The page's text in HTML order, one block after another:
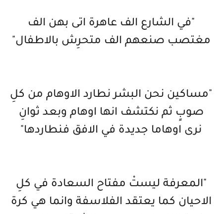
"في الشارع الف عاهرة اتى بهن الف
مغتصب صنعهم الف متحرِش بالاطفال"
"مساكين نحن البشر نطارد الاوهام من كلِ
صوبٍ ثم نكتشف انها اوهام وبعد ثوانِ
نرى اوهاما جديدة في الافق فنطاردها"
"المعرفة ليستْ مفتاح السعادة في كلِ
الاحيان كما يعتقد الفلاسفة وانما هي كرة